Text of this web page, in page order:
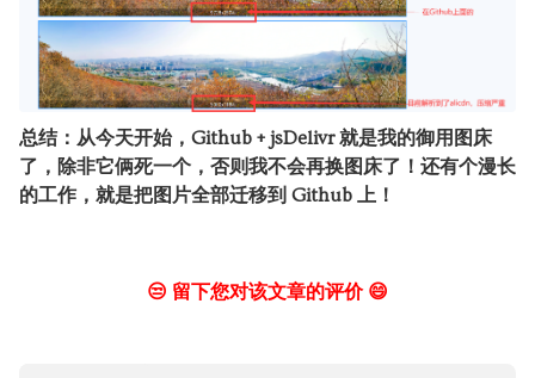
总结：从今天开始，Github + jsDelivr 就是我的御用图床
了，除非它俩死一个，否则我不会再换图床了！还有个漫长
的工作，就是把图片全部迁移到 Github 上！
😒 留下您对该文章的评价 😄